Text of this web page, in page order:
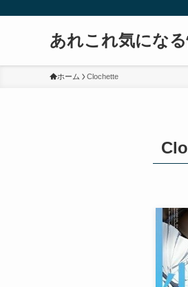
あれこれ気にな
ホーム Clochette